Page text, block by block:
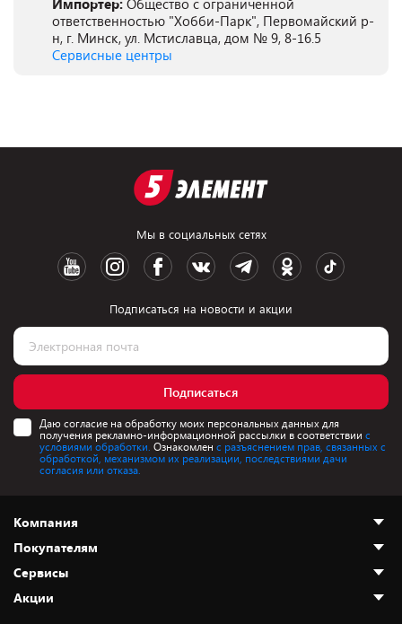
Импортер: Общество с ограниченной
ответственностью "Хобби-Парк", Первомайский р-
н, г. Минск, ул. Мстиславца, дом № 9, 8-16.5
Сервисные центры
Мы в социальных сетях
Подписаться на новости и акции
Подписаться
Даю согласие на обработку моих персональных данных для
получения рекламно-информационной рассылки в соответствии с
условиями обработки. Ознакомлен с разъяснением прав, связанных с
обработкой, механизмом их реализации, последствиями дачи
согласия или отказа.
Компания
О нас
Адреса магазинов
Новости
Покупателям
Как сделать заказ
Оплата и доставка
Сервисы
Акции